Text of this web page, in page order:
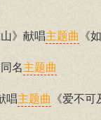
》献唱主题曲 《
名主题曲
唱主题曲 《爱不可